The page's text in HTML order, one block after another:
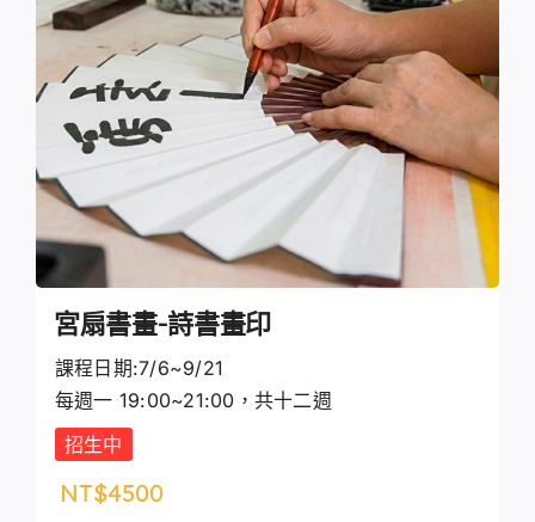
宮扇書畫-詩書畫印
課程日期:7/6~9/21
每週一 19:00~21:00，共十二週
招生中
NT$4500